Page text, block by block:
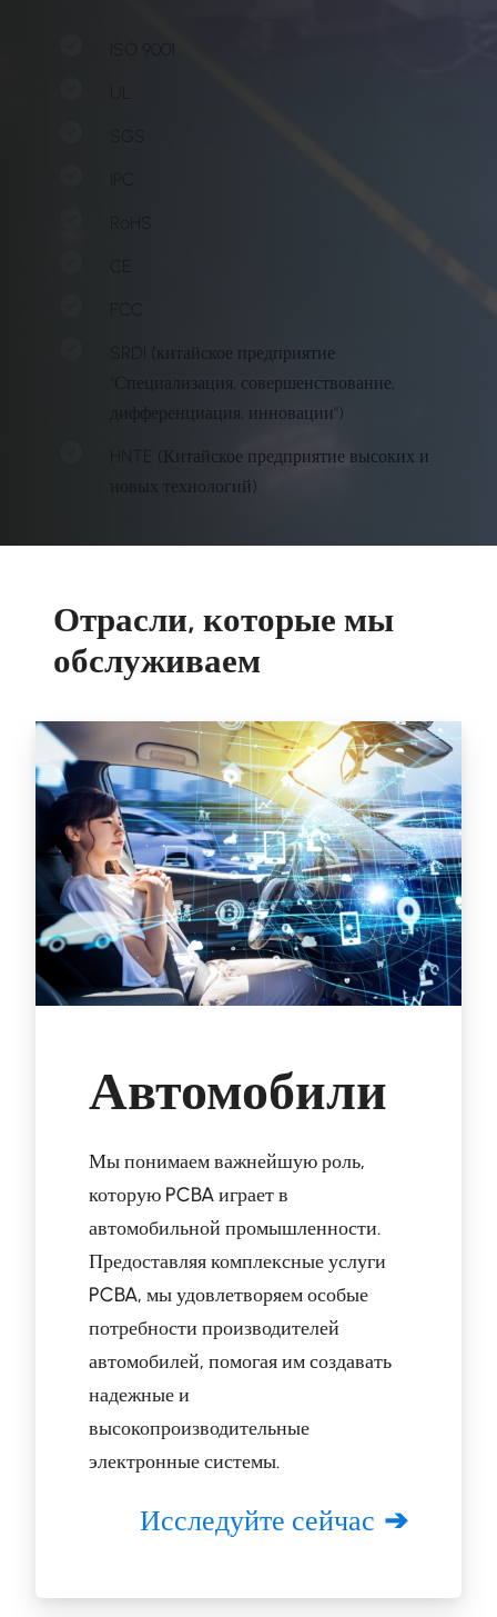
SRDI (китайское предприятие
"Специализация, совершенствование,
дифференциация, инновации")
HNTE (Китайское предприятие высоких и
новых технологий)
Отрасли, которые мы
обслуживаем
Автомобили
Мы понимаем важнейшую роль,
которую PCBA играет в
автомобильной промышленности.
Предоставляя комплексные услуги
PCBA, мы удовлетворяем особые
потребности производителей
автомобилей, помогая им создавать
надежные и
высокопроизводительные
электронные системы.
Исследуйте сейчас